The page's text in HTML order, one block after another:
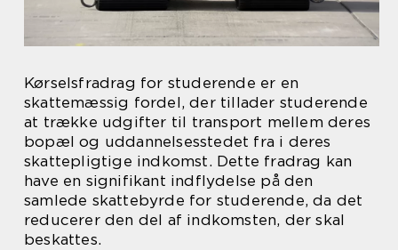
Kørselsfradrag for studerende er en
skattemæssig fordel, der tillader studerende
at trække udgifter til transport mellem deres
bopæl og uddannelsesstedet fra i deres
skattepligtige indkomst. Dette fradrag kan
have en signifikant indflydelse på den
samlede skattebyrde for studerende, da det
reducerer den del af indkomsten, der skal
beskattes.